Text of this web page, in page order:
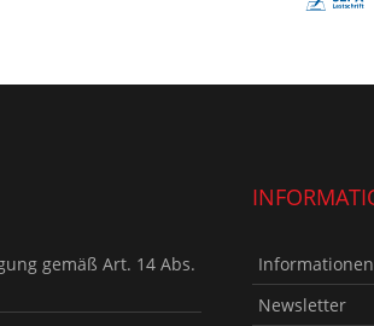
gemäß Art. 14 Abs.
Newsletter